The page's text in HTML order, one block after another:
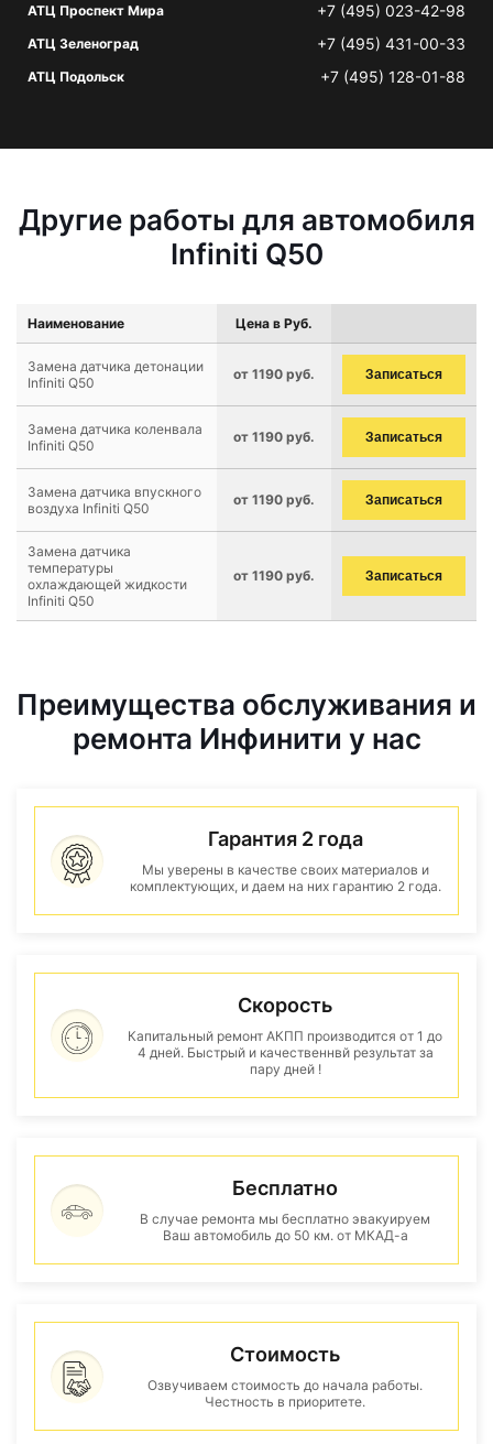
АТЦ Проспект Мира +7 (495) 023-42-98
АТЦ Зеленоград +7 (495) 431-00-33
АТЦ Подольск +7 (495) 128-01-88
Другие работы для автомобиля
Infiniti Q50
Наименование Цена в Руб.
Замена датчика детонации
Infiniti Q50
от 1190 руб. Записаться
Замена датчика коленвала
Infiniti Q50
от 1190 руб. Записаться
Замена датчика впускного
воздуха Infiniti Q50
от 1190 руб. Записаться
Замена датчика
температуры
охлаждающей жидкости
Infiniti Q50
от 1190 руб. Записаться
Преимущества обслуживания и
ремонта Инфинити у нас
Гарантия 2 года
Мы уверены в качестве своих материалов и
комплектующих, и даем на них гарантию 2 года.
Скорость
Капитальный ремонт АКПП производится от 1 до
4 дней. Быстрый и качественнвй результат за
пару дней !
Бесплатно
В случае ремонта мы бесплатно эвакуируем
Ваш автомобиль до 50 км. от МКАД-а
Стоимость
Озвучиваем стоимость до начала работы.
Честность в приоритете.